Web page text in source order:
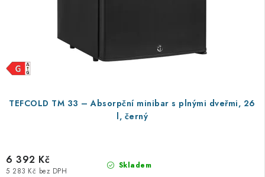
TEFCOLD TM 33 – Absorpční minibar s plnými dveřmi, 26
l, černý
Skladem
5 283 Kč bez DPH
6 392 Kč